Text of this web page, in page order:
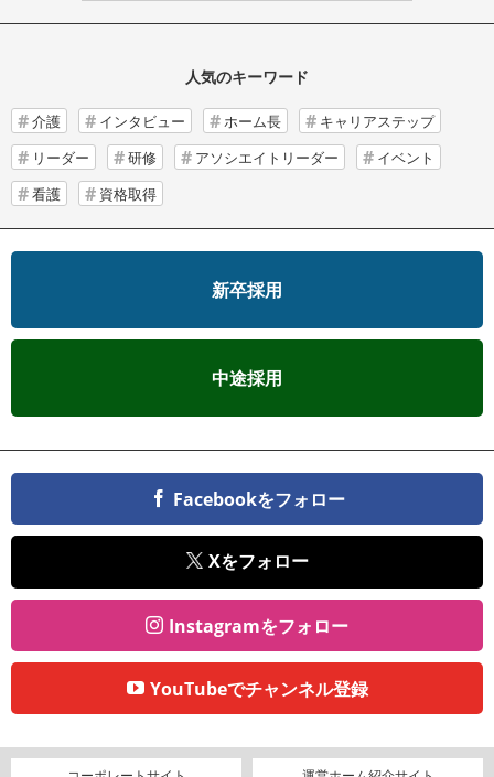
人気のキーワード
介護 インタビュー ホーム長
キャリアステップ
リーダー
研修 アソシエイトリーダー
イベント
看護
資格取得
新卒採用
中途採用
Facebookをフォロー
Xをフォロー
Instagramをフォロー
YouTubeでチャンネル登録